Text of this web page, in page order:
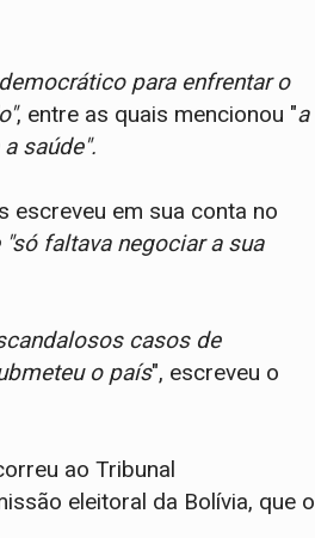
para enfrentar o
, entre as quais mencionou "a
saúde".
escreveu em sua conta no
faltava negociar a sua
casos de
o país", escreveu o
ao Tribunal
eleitoral da Bolívia, que o